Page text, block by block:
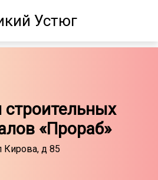
Устюг
строительных
«Прораб»
Кирова, д 85